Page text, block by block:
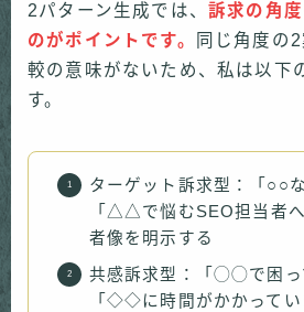
2パターン生成では、 訴求の角
のがポイントです。
同じ角度の
較の意味がないため、私は以下
す。
ターゲット訴求型：「○○
「△△で悩むSEO担当者
者像を明示する
共感訴求型：「◯◯で困っ
「◇◇に時間がかかってい